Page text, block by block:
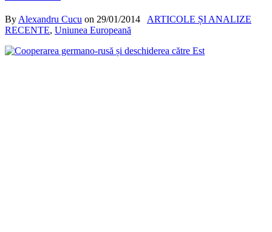
By Alexandru Cucu on 29/01/2014
ARTICOLE ȘI ANALIZE
RECENTE, Uniunea Europeană